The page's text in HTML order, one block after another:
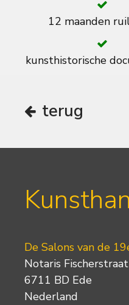
12 maanden
kunsthistorische
terug
De Salons van de
Notaris
6711 BD Ede
Nederland